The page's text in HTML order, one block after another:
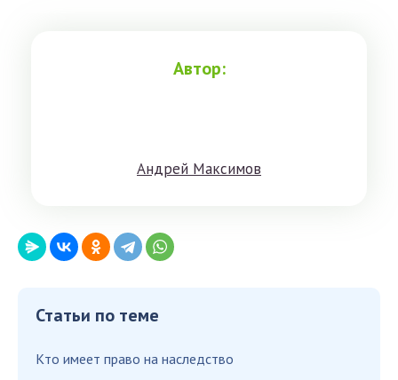
Автор:
Aндрeй Мaксимoв
Статьи по теме
Кто имеет право на наследство